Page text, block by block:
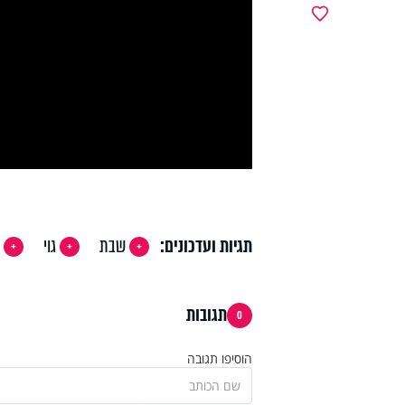
תגיות ועדכונים: שבת גוי
0 תגובות
הוסיפו תגובה